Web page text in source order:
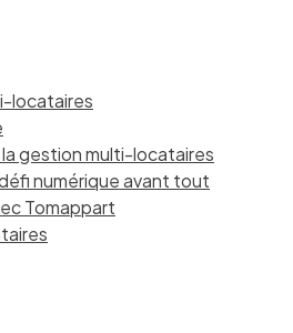
locataires
gestion multi-locataires
numérique avant tout
Tomappart